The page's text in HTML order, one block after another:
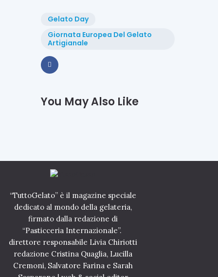
Gelato Day
Giornata Europea Del Gelato
Artigianale
You May Also Like
n
d
a
o
e
g
a
2
2
L
u
g
v
,
s
n
t
a
p
p
e
d
i
F
i
r
“TuttoGelato” è il magazine speciale
dedicato al mondo della gelateria,
firmato dalla redazione di
“Pasticceria Internazionale”.
direttore responsabile Livia Chiriotti
redazione Cristina Quaglia, Lucilla
Cremoni, Salvatore Farina e Sarah